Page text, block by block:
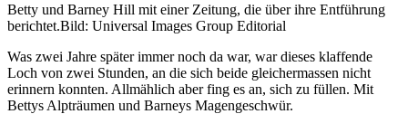
Betty und Barney Hill mit einer Zeitung, die über ihre Entführung
berichtet.Bild: Universal Images Group Editorial
Was zwei Jahre später immer noch da war, war dieses klaffende
Loch von zwei Stunden, an die sich beide gleichermassen nicht
erinnern konnten. Allmählich aber fing es an, sich zu füllen. Mit
Bettys Alpträumen und Barneys Magengeschwür.